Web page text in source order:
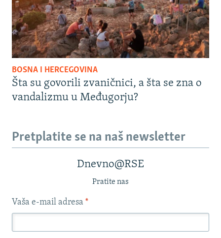
BOSNA I HERCEGOVINA
Šta su govorili zvaničnici, a šta se zna o
vandalizmu u Međugorju?
Pretplatite se na naš newsletter
Dnevno@RSE
Pratite nas
Vaša e-mail adresa *